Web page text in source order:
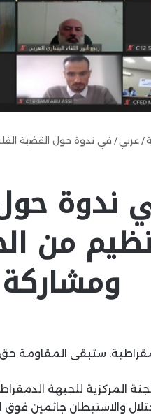
/ عربي / في ندوة حول القضية
ندوة
من
ومشاركة
ستبقى المقاومة حق
المركزية للجبهة
والاستيطان